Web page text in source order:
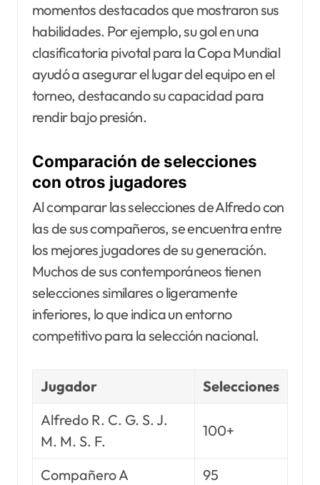
momentos destacados que mostraron sus
habilidades. Por ejemplo, su gol en una
clasificatoria pivotal para la Copa Mundial
ayudó a asegurar el lugar del equipo en el
torneo, destacando su capacidad para
rendir bajo presión.
Comparación de selecciones
con otros jugadores
Al comparar las selecciones de Alfredo con
las de sus compañeros, se encuentra entre
los mejores jugadores de su generación.
Muchos de sus contemporáneos tienen
selecciones similares o ligeramente
inferiores, lo que indica un entorno
competitivo para la selección nacional.
Jugador
Selecciones
Alfredo R. C. G. S. J.
M. M. S. F.
100+
Compañero A
95